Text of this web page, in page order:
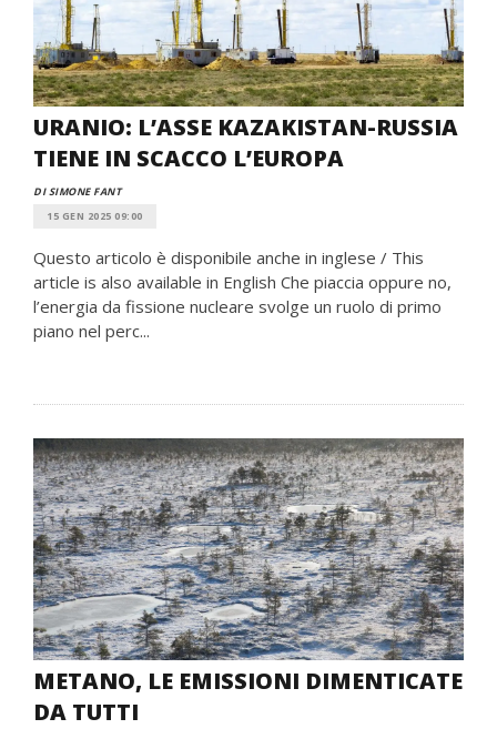
URANIO: L’ASSE KAZAKISTAN-RUSSIA
TIENE IN SCACCO L’EUROPA
DI SIMONE FANT
15 GEN 2025 09:00
Questo articolo è disponibile anche in inglese / This
article is also available in English Che piaccia oppure no,
l’energia da fissione nucleare svolge un ruolo di primo
piano nel perc...
METANO, LE EMISSIONI DIMENTICATE
DA TUTTI